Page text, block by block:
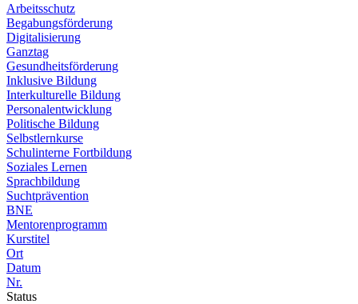
Arbeitsschutz
Begabungsförderung
Digitalisierung
Ganztag
Gesundheitsförderung
Inklusive Bildung
Interkulturelle Bildung
Personalentwicklung
Politische Bildung
Selbstlernkurse
Schulinterne Fortbildung
Soziales Lernen
Sprachbildung
Suchtprävention
BNE
Mentorenprogramm
Kurstitel
Ort
Datum
Nr.
Status